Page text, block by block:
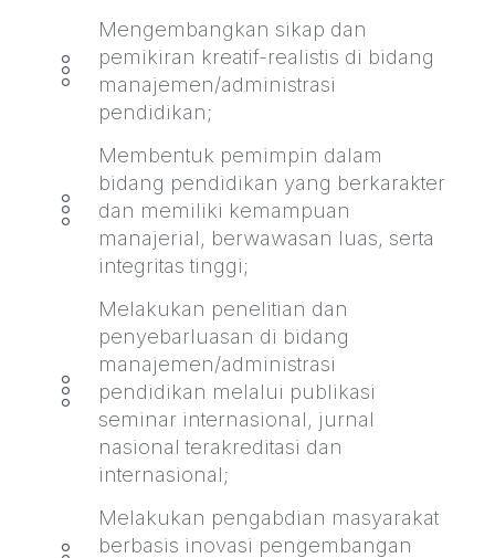
Mengembangkan sikap dan
pemikiran kreatif-realistis di bidang
manajemen/administrasi
pendidikan;
Membentuk pemimpin dalam
bidang pendidikan yang berkarakter
dan memiliki kemampuan
manajerial, berwawasan luas, serta
integritas tinggi;
Melakukan penelitian dan
penyebarluasan di bidang
manajemen/administrasi
pendidikan melalui publikasi
seminar internasional, jurnal
nasional terakreditasi dan
internasional;
Melakukan pengabdian masyarakat
berbasis inovasi pengembangan